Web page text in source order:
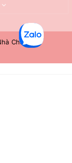
Chuê